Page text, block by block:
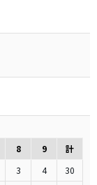
8 9
計
3 4
30